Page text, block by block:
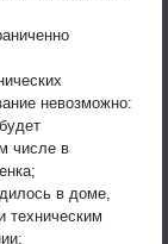
невозможно:
числе в
в доме,
техническим